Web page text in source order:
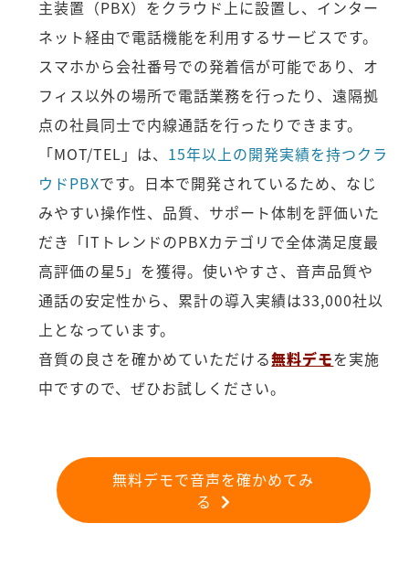
主装置（PBX）をクラウド上に設置し、インター
ネット経由で電話機能を利用するサービスです。
スマホから会社番号での発着信が可能であり、オ
フィス以外の場所で電話業務を行ったり、遠隔拠
点の社員同士で内線通話を行ったりできます。
「MOT/TEL」は、 15年以上の開発実績を持つクラ
ウドPBXです。日本で開発されているため、なじ
みやすい操作性、品質、サポート体制を評価いた
だき「ITトレンドのPBXカテゴリで全体満足度最
高評価の星5」を獲得。使いやすさ、音声品質や
通話の安定性から、累計の導入実績は33,000社以
上となっています。
音質の良さを確かめていただける無料デモを実施
中ですので、ぜひお試しください。
無料デモで音声を確かめてみ
る